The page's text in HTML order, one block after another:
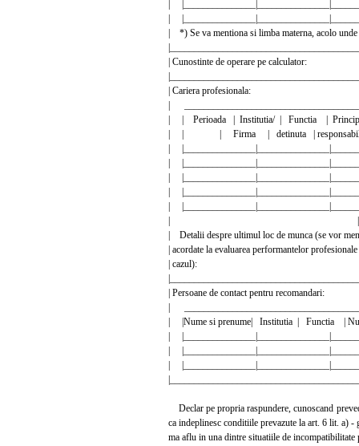
|
|
| *) Se va mentiona si limba materna,
| Cunostinte de operare pe
| Cariera
|
| | Perioada | Institutia/ | Functia |
| | | Firma | detinuta |
|
|
|
|
|
| |
| Detalii despre ultimul loc de munca (se vor
| acordate la evaluarea performantelor
| cazul):
| Persoane de contact pentru
|
| |Nume si prenume| Institutia | Functia |
|
|
|
Declar pe propria raspundere, cunoscand
ca indeplinesc conditiile prevazute la art. 6 lit. a)
ma aflu in una dintre situatiile de incompatibilitate